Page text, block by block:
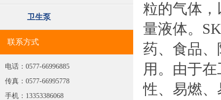
卫生泵
联系方式
电话：0577-66996885
传真：0577-66995778
手机：13353386068
粒的气体
量液体。
药、食品
用。由于
性、易燃